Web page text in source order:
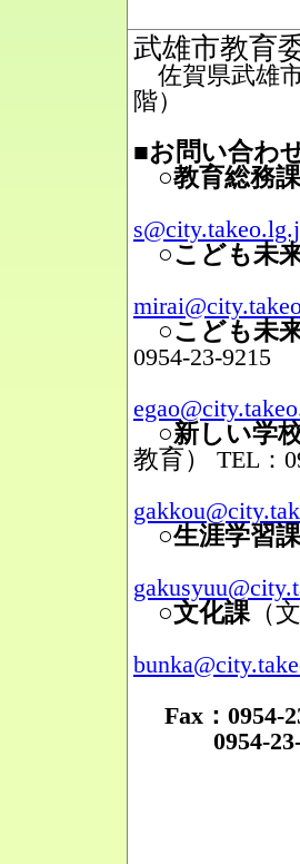
武雄市教育
佐賀県武雄
階）
■お問い合わ
○教育総務課
○こども未
○こども未
0954-23-9215
○新しい学
教育）
TEL：
○生涯学習課
○文化課（文
Fax：0954-
0954-23-